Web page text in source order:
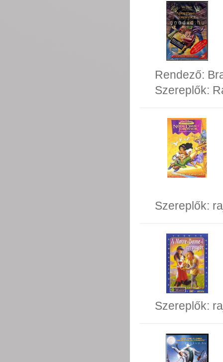
Rendező:
Szereplők:
Szereplők:
Szereplők: